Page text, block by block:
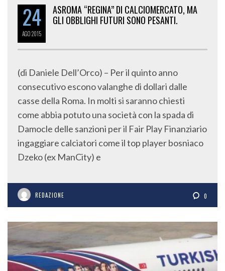
24
AGO2015
ASROMA “REGINA” DI CALCIOMERCATO, MA
GLI OBBLIGHI FUTURI SONO PESANTI.
(di Daniele Dell’Orco) – Per il quinto anno
consecutivo escono valanghe di dollari dalle
casse della Roma. In molti si saranno chiesti
come abbia potuto una società con la spada di
Damocle delle sanzioni per il Fair Play Finanziario
ingaggiare calciatori come il top player bosniaco
Dzeko (ex ManCity) e
REDAZIONE 0